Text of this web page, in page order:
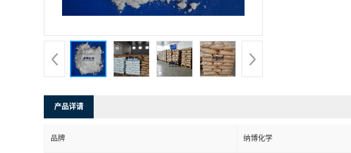
产品详请
品牌 纳博化学